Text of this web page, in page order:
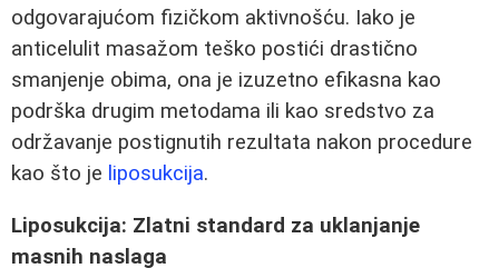
odgovarajućom fizičkom aktivnošću. Iako je
anticelulit masažom teško postići drastično
smanjenje obima, ona je izuzetno efikasna kao
podrška drugim metodama ili kao sredstvo za
održavanje postignutih rezultata nakon procedure
kao što je liposukcija.
Liposukcija: Zlatni standard za uklanjanje
masnih naslaga